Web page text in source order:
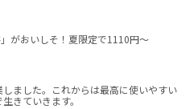
」がおいしそ！夏限定で1110円～
ました。これからは最高に使いやすい
きていきます。